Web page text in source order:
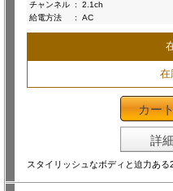
チャンネル :
2.1ch
給電方法
: AC
在
カー
詳
スタイリッシュなボディと迫力あ